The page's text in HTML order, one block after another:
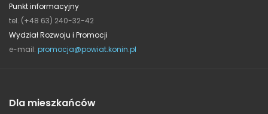
Punkt informacyjny
tel. (+48 63) 240-32-42
Wydział Rozwoju i Promocji
e-mail: promocja@powiat.konin.pl
Dla mieszkańców